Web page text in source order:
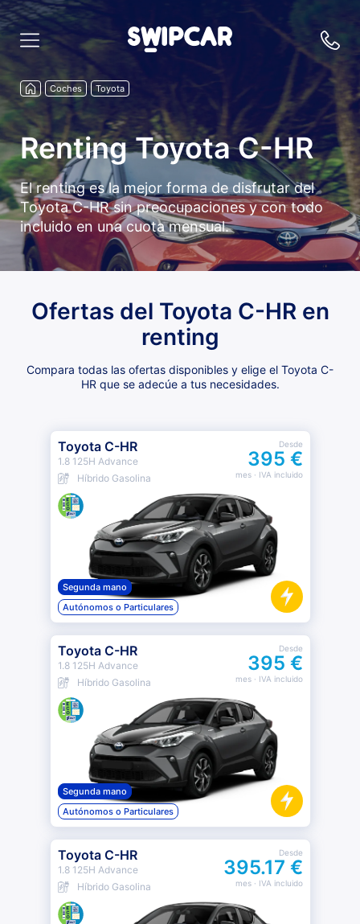
Coches Toyota
Renting Toyota C-HR
El renting es la mejor forma de disfrutar del
Toyota C-HR sin preocupaciones y con todo
incluido en una cuota mensual.
Ofertas del Toyota C-HR en
renting
Compara todas las ofertas disponibles y elige el Toyota C-
HR que se adecúe a tus necesidades.
Toyota C-HR
1.8 125H Advance
Híbrido Gasolina
Desde
395 €
mes· IVA incluido
Segunda mano
Autónomos o Particulares
Toyota C-HR
1.8 125H Advance
Híbrido Gasolina
Desde
395 €
mes· IVA incluido
Segunda mano
Autónomos o Particulares
Toyota C-HR
1.8 125H Advance
Híbrido Gasolina
Desde
395.17 €
mes· IVA incluido